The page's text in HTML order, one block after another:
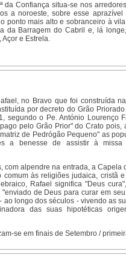
da Confiança situa-se nos
a noroeste, sobre esse
ponto mais alto e sobranceiro à
da Barragem do Cabril e, lá
e Estrela.
no Bravo que foi construída
por decreto do Grão
segundo o Pe. António Lourenço
pelo Grão Prior" do Crato pois,
de Pedrógão Pequeno" as
a benesse de assistir à
com alpendre na entrada, a Capela
às religiões judaica, cristã
Rafael significa "Deus
de Deus para curar em
ao longo dos séculos - vivendo as
das suas hipotéticas
se em finais de Setembro /